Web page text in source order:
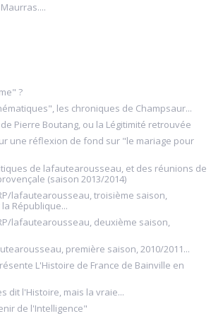
?
les chroniques de Champsaur...
Pierre Boutang, ou la Légitimité retrouvée
une réflexion de fond sur "le mariage pour
de lafautearousseau, et des réunions de
(saison 2013/2014)
lafautearousseau, troisième saison,
République...
lafautearousseau, deuxième saison,
première saison, 2010/2011...
L'Histoire de France de Bainville en
dit l'Histoire, mais la vraie...
de l'Intelligence"